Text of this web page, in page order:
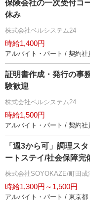
保険会社の一次受付コ
休み
株式会社ベルシステム24
時給1,400円
アルバイト・パート / 契約
証明書作成・発行の事
験歓迎
株式会社ベルシステム24
時給1,500円
アルバイト・パート / 契約
「週3から可」調理ス
ートステイ/社会保障完
株式会社SOYOKAZE/町田
時給1,300円～1,500円
アルバイト・パート / 東京都